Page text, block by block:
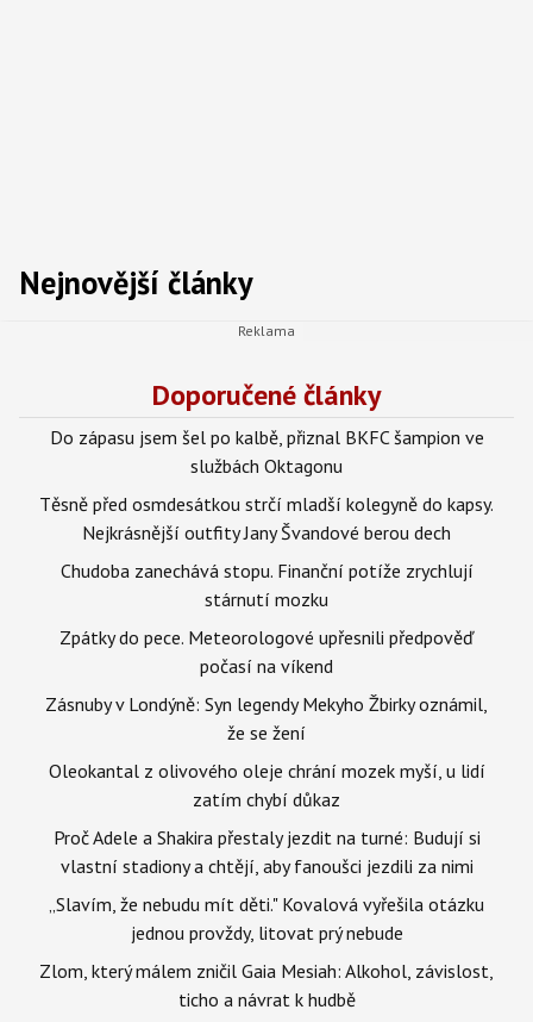
Nejnovější články
Doporučené články
Do zápasu jsem šel po kalbě, přiznal BKFC šampion ve
službách Oktagonu
Těsně před osmdesátkou strčí mladší kolegyně do kapsy.
Nejkrásnější outfity Jany Švandové berou dech
Chudoba zanechává stopu. Finanční potíže zrychlují
stárnutí mozku
Zpátky do pece. Meteorologové upřesnili předpověď
počasí na víkend
Zásnuby v Londýně: Syn legendy Mekyho Žbirky oznámil,
že se žení
Oleokantal z olivového oleje chrání mozek myší, u lidí
zatím chybí důkaz
Proč Adele a Shakira přestaly jezdit na turné: Budují si
vlastní stadiony a chtějí, aby fanoušci jezdili za nimi
„Slavím, že nebudu mít děti." Kovalová vyřešila otázku
jednou provždy, litovat prý nebude
Zlom, který málem zničil Gaia Mesiah: Alkohol, závislost,
ticho a návrat k hudbě